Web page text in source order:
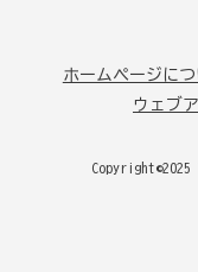
ホームページにつ
ウェブ